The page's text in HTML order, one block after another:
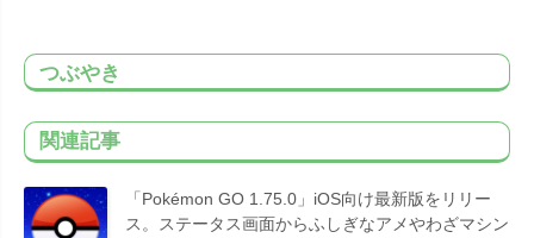
つぶやき
関連記事
「Pokémon GO 1.75.0」iOS向け最新版をリリー
ス。ステータス画面からふしぎなアメやわざマシン